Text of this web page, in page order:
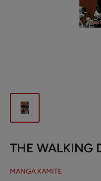
THE WALKING
MANGA KAMITE